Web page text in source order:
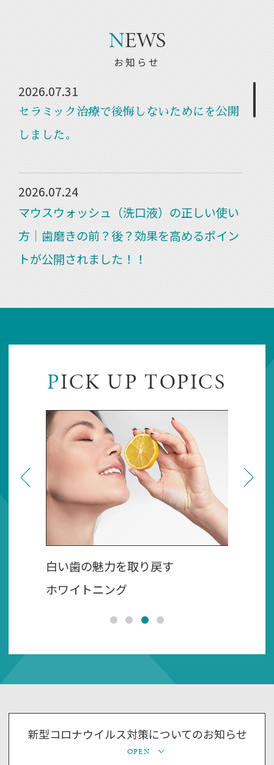
NEWS
お知らせ
2026.07.31
セラミック治療で後悔しないためにを公開
しました。
2026.07.24
マウスウォッシュ（洗口液）の正しい使い
方｜歯磨きの前？後？効果を高めるポイン
トが公開されました！！
「無痛治療」の裏側｜麻酔の痛みを抑える
4つの工夫が公開されました！！
「麻酔の注射が怖い」「昔、歯医者で痛い
思いをしてから足が遠のいている」そんな
方に向けて、名古屋・大須の「かみまえず
しかいいん（上前津歯科医院）」が、歯科
医院で実際に行われている痛みを軽減する
ための工夫をわかりやすく解説します。
「無痛治療」は魔法のように痛みをゼロに
り？歯科医が教える予防法を公開しまし
た！！
高齢者の肺炎、その約7割は「誤嚥性肺炎」だと言
PICK UP TOPICS
白い歯の魅力を取り戻す
ホワイトニング
新型コロナウイルス対策についてのお知らせ